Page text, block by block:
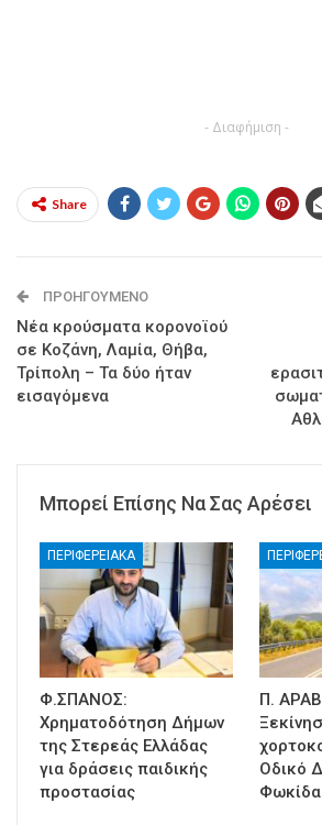
- Διαφήμιση -
Share
ΠΡΟΗΓΟΎΜΕΝΟ
Νέα κρούσματα κορονοϊού
σε Κοζάνη, Λαμία, Θήβα,
Τρίπολη – Τα δύο ήταν
εισαγόμενα
Μπορεί Επίσης Να Σας Αρέσει
ΠΕΡΙΦΕΡΕΙΑΚΑ
Φ.ΣΠΑΝΟΣ:
Χρηματοδότηση Δήμων
της Στερεάς Ελλάδας
για δράσεις παιδικής
προστασίας
Π.
Οδικό